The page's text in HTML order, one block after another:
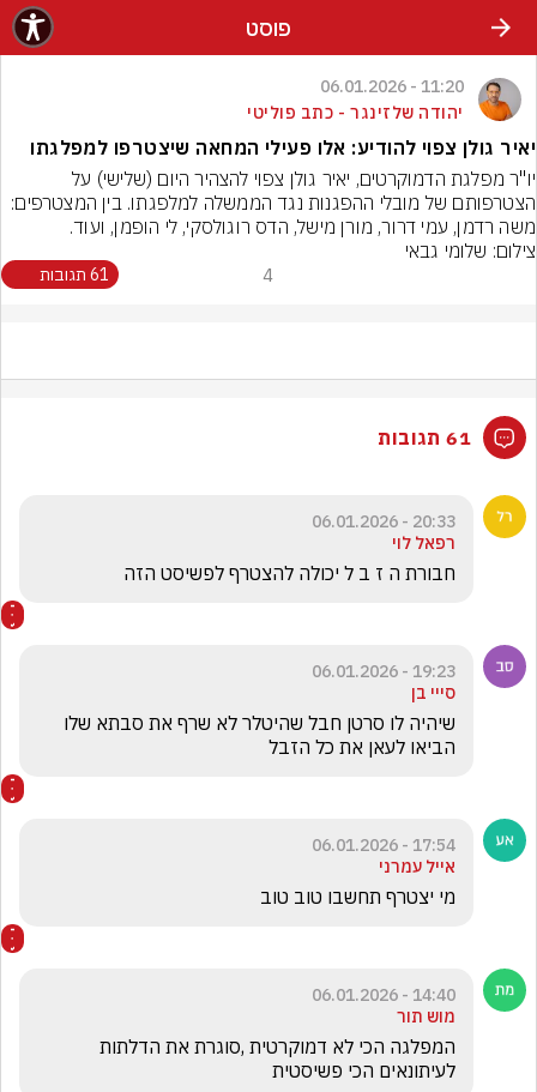
פוסט
11:20 - 06.01.2026
יהודה שלזינגר - כתב פוליטי
יאיר גולן צפוי להודיע: אלו פעילי המחאה שיצטרפו למפלגתו
יו"ר מפלגת הדמוקרטים, יאיר גולן צפוי להצהיר היום (שלישי) על
משה רדמן, עמי דרור, מורן מישל, הדס רוגולסקי, לי הופמן, ועוד.
צילום: שלומי גבאי
4 61 תגובות
61 תגובות
20:33 - 06.01.2026
רפאל לוי
חבורת ה ז ב ל יכולה להצטרף לפשיסט הזה
19:23 - 06.01.2026
סייי בן
הביאו לעאן את כל הזבל
17:54 - 06.01.2026
אייל עמרני
מי יצטרף תחשבו טוב טוב
14:40 - 06.01.2026
מוש תור
לעיתונאים הכי פשיסטית